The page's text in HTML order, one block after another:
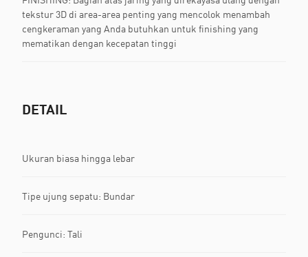
tekstur 3D di area-area penting yang mencolok menambah
cengkeraman yang Anda butuhkan untuk finishing yang
mematikan dengan kecepatan tinggi
DETAIL
Ukuran biasa hingga lebar
Tipe ujung sepatu: Bundar
Pengunci: Tali